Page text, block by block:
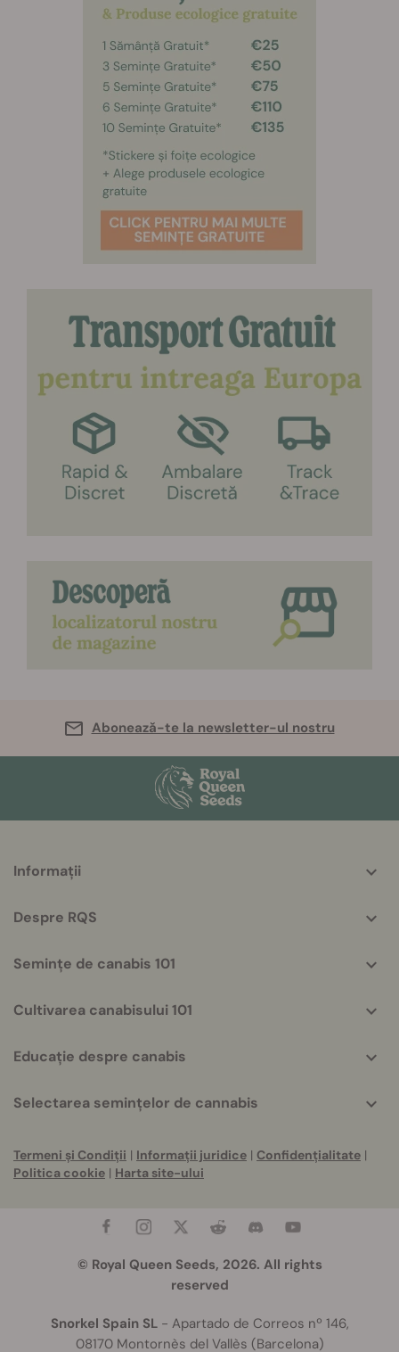
Abonează-te la newsletter-ul nostru
helpful
Informații
Despre RQS
Semințe de canabis 101
Cultivarea canabisului 101
Educație despre canabis
Selectarea semințelor de cannabis
Termeni și Condiții | Informații juridice | Confidențialitate |
Politica cookie | Harta site-ului
© Royal Queen Seeds, 2026. All rights
reserved
Snorkel Spain SL- Apartado de Correos nº 146,
08170 Montornès del Vallès (Barcelona)